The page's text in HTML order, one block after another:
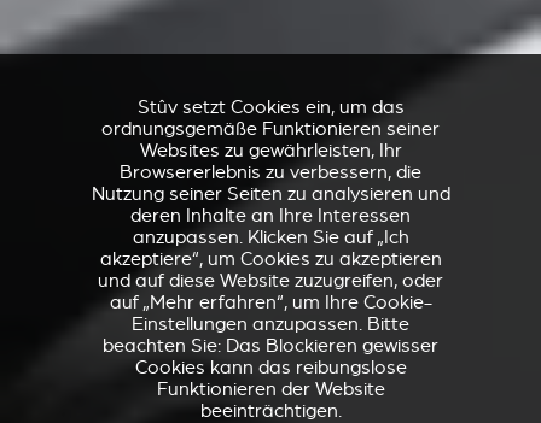
Stûv setzt Cookies ein, um das
ordnungsgemäße Funktionieren seiner
Websites zu gewährleisten, Ihr
Browsererlebnis zu verbessern, die
Nutzung seiner Seiten zu analysieren und
deren Inhalte an Ihre Interessen
anzupassen. Klicken Sie auf „Ich
akzeptiere“, um Cookies zu akzeptieren
und auf diese Website zuzugreifen, oder
auf „Mehr erfahren“, um Ihre Cookie-
Einstellungen anzupassen. Bitte
beachten Sie: Das Blockieren gewisser
Cookies kann das reibungslose
Funktionieren der Website
beeinträchtigen.